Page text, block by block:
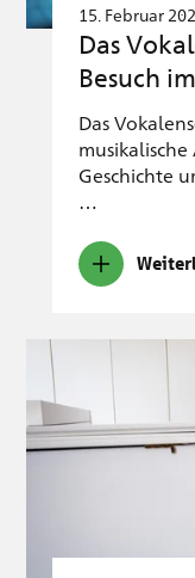
15. Februar
Das
Besuch
Das
Geschichte
…